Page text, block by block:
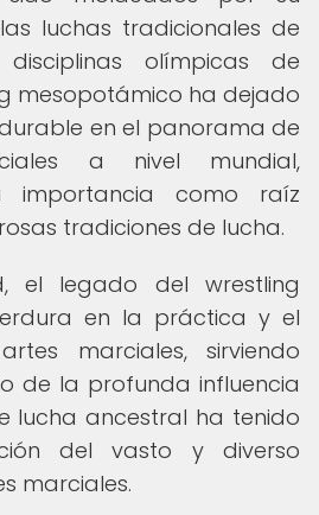
luchas tradicionales de
olímpicas de
mesopotámico ha dejado
en el panorama de
a nivel mundial,
importancia como raíz
tradiciones de lucha.
el legado del wrestling
en la práctica y el
marciales, sirviendo
de la profunda influencia
lucha ancestral ha tenido
del vasto y diverso
marciales.